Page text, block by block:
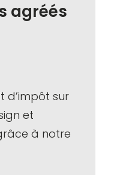
agréés
d’impôt sur
et
à notre